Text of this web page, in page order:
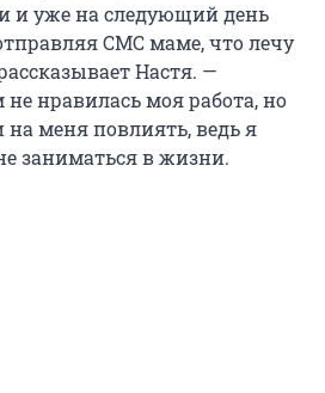
и уже на следующий день
СМС маме, что лечу
Настя. —
нравилась моя работа, но
меня повлиять, ведь я
заниматься в жизни.